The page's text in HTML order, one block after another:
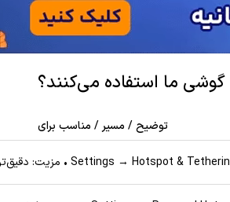
ما استفاده می‌کنند؟
توضیح / مسیر / مناسب برای